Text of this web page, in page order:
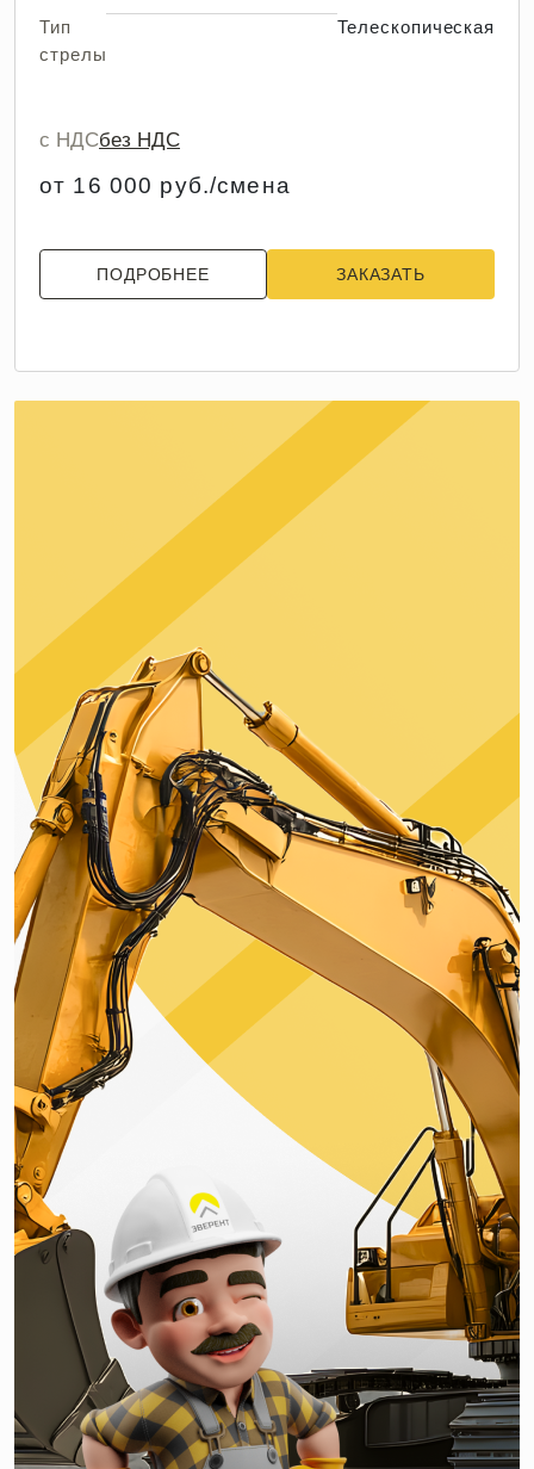
Тип
стрелы
Телескопическая
с НДСбез НДС
от 16 000 руб./смена
ПОДРОБНЕЕ ЗАКАЗАТЬ